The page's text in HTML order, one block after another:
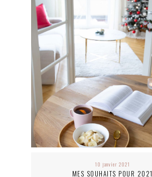
10 janvier 2021
MES SOUHAITS POUR 2021